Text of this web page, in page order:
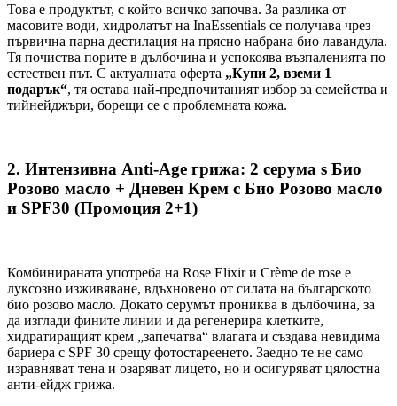
Това е продуктът, с който всичко започва. За разлика от
масовите води, хидролатът на InaEssentials се получава чрез
първична парна дестилация на прясно набрана био лавандула.
Тя почиства порите в дълбочина и успокоява възпаленията по
естествен път. С актуалната оферта „Купи 2, вземи 1
подарък“, тя остава най-предпочитаният избор за семейства и
тийнейджъри, борещи се с проблемната кожа.
2. Интензивна Anti-Age грижа: 2 серума s Био
Розово масло + Дневен Крем с Био Розово масло
и SPF30 (Промоция 2+1)
Комбинираната употреба на Rose Elixir и Crème de rose е
луксозно изживяване, вдъхновено от силата на българското
био розово масло. Докато серумът прониква в дълбочина, за
да изглади фините линии и да регенерира клетките,
хидратиращият крем „запечатва“ влагата и създава невидима
бариера с SPF 30 срещу фотостареенето. Заедно те не само
изравняват тена и озаряват лицето, но и осигуряват цялостна
анти-ейдж грижа.